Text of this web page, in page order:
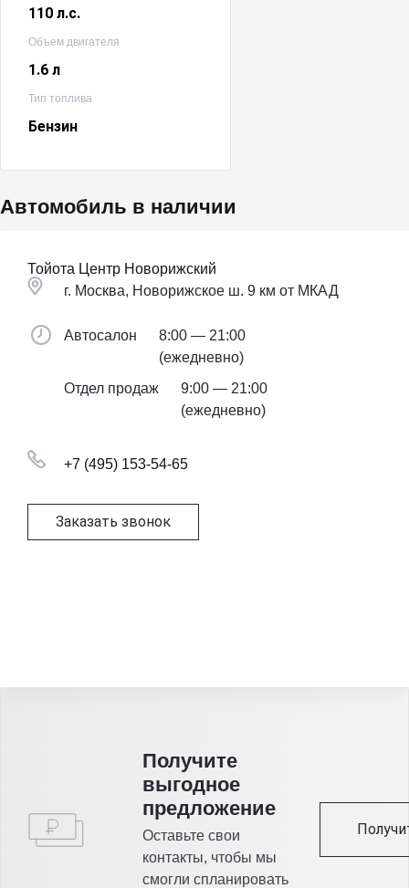
110 л.с.
Объем двигателя
1.6 л
Тип топлива
Бензин
Автомобиль в наличии
Тойота Центр Новорижский
г. Москва, Новорижское ш. 9 км от МКАД
Автосалон
8:00 — 21:00
(ежедневно)
Отдел продаж
9:00 — 21:00
(ежедневно)
+7 (495) 153-54-65
Заказать звонок
Получитe
выгодное
предложение
Оставьте свои
контакты, чтобы мы
смогли спланировать